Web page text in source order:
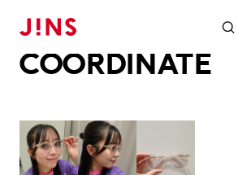
COORDINATE